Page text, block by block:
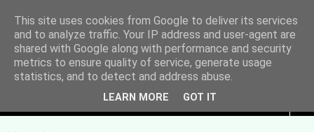
Manuela Sonntag
Bücher, Blogs & mehr
This site uses cookies from Google to deliver its services
and to analyze traffic. Your IP address and user-agent are
shared with Google along with performance and security
metrics to ensure quality of service, generate usage
statistics, and to detect and address abuse.
LEARN MORE GOT IT